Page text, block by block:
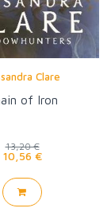
Clare
of Iron
13,20 €
10,56 €